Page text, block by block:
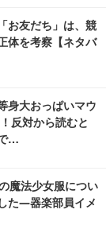
お友だち」は、競
体を考察【ネタバ
身大おっぱいマウ
反対から読むと
…
魔法少女服につい
た―器楽部員イメ